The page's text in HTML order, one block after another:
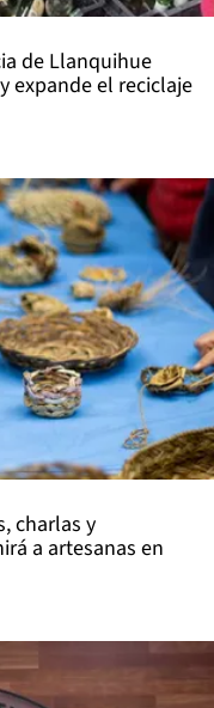
de Llanquihue
expande el reciclaje
charlas y
a artesanas en